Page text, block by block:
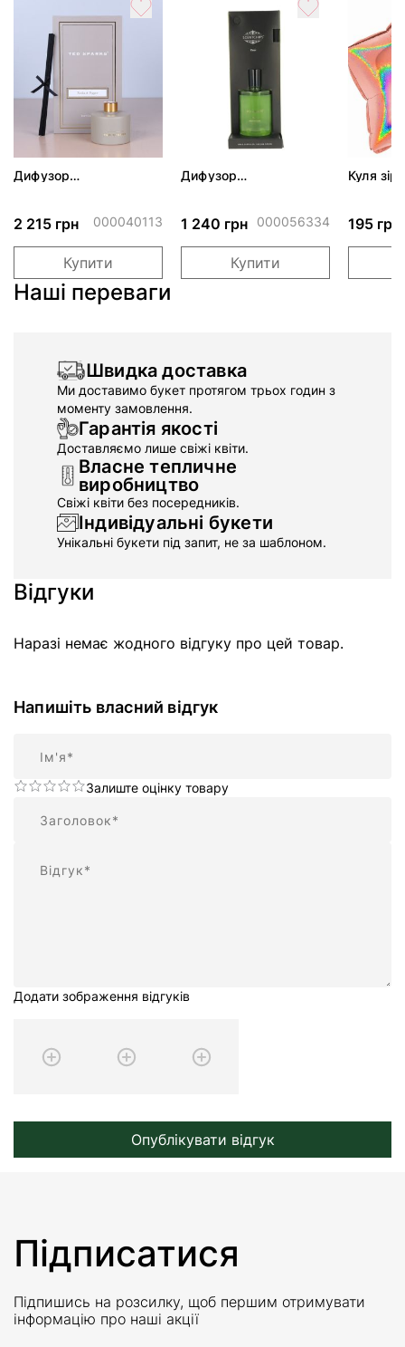
Дифузор
2 215 грн 000040113
Купити
Дифузор
1 240 грн 000056334
Купити
Куля
195 грн
Наші переваги
Швидка доставка
Ми доставимо букет протягом трьох годин з
моменту замовлення.
Гарантія якості
Доставляємо лише свіжі квіти.
Власне тепличне
виробництво
Свіжі квіти без посередників.
Індивідуальні букети
Унікальні букети під запит, не за шаблоном.
Відгуки
Наразі немає жодного відгуку про цей товар.
Напишіть власний відгук
Залиште оцінку товару
Додати зображення відгуків
Опублікувати відгук
Підписатися
Підпишись на розсилку, щоб першим отримувати
інформацію про наші акції